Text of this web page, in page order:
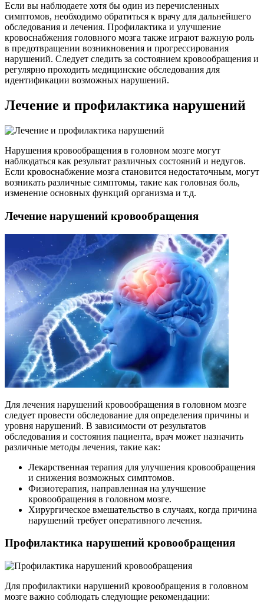
Если вы наблюдаете хотя бы один из перечисленных
симптомов, необходимо обратиться к врачу для дальнейшего
обследования и лечения. Профилактика и улучшение
кровоснабжения головного мозга также играют важную роль
в предотвращении возникновения и прогрессирования
нарушений. Следует следить за состоянием кровообращения и
регулярно проходить медицинские обследования для
идентификации возможных нарушений.
Лечение и профилактика нарушений
Нарушения кровообращения в головном мозге могут
наблюдаться как результат различных состояний и недугов.
Если кровоснабжение мозга становится недостаточным, могут
возникать различные симптомы, такие как головная боль,
изменение основных функций организма и т.д.
Лечение нарушений кровообращения
Для лечения нарушений кровообращения в головном мозге
следует провести обследование для определения причины и
уровня нарушений. В зависимости от результатов
обследования и состояния пациента, врач может назначить
различные методы лечения, такие как:
Лекарственная терапия для улучшения кровообращения
и снижения возможных симптомов.
Физиотерапия, направленная на улучшение
кровообращения в головном мозге.
Хирургическое вмешательство в случаях, когда причина
нарушений требует оперативного лечения.
Профилактика нарушений кровообращения
Для профилактики нарушений кровообращения в головном
мозге важно соблюдать следующие рекомендации: